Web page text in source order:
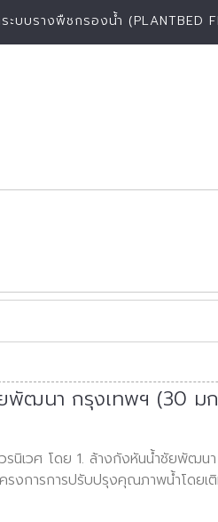
ะบบรางพืชกรองน้ำ (PLANTBED
พัฒนา กรุงเทพฯ (30 ม
เวศ โดย 1. ล้างกังหันน้ำชัยพัฒน
รงการการปรับปรุงคุณภาพน้ำโดย